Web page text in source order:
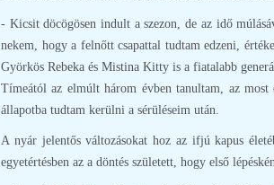
- Kicsit döcögösen indult a szezon, de az idő
nekem, hogy a felnőtt csapattal tudtam edzeni,
Györkös Rebeka és Mistina Kitty is a fiatalabb
Tímeától az elmúlt három évben tanultam, az most
állapotba tudtam kerülni a sérüléseim után.
A nyár jelentős változásokat hoz az ifjú kapus
egyetértésben az a döntés született, hogy első